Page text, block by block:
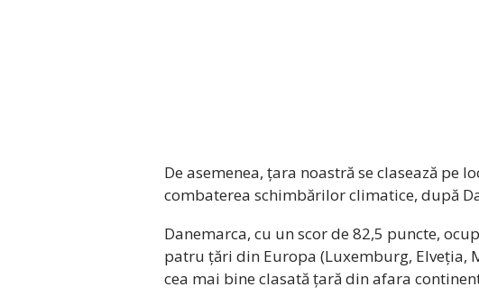
De asemenea, țara noastră se clasează pe
combaterea schimbărilor climatice, după
Danemarca, cu un scor de 82,5 puncte,
patru țări din Europa (Luxemburg, Elveția,
cea mai bine clasată țară din afara